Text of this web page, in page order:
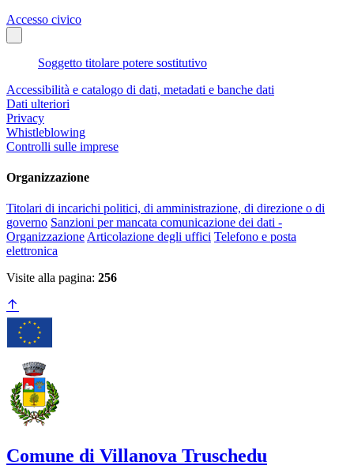
Accesso civico
Soggetto titolare potere sostitutivo
Accessibilità e catalogo di dati, metadati e banche dati
Dati ulteriori
Privacy
Whistleblowing
Controlli sulle imprese
Organizzazione
Titolari di incarichi politici, di amministrazione, di direzione o di
governo Sanzioni per mancata comunicazione dei dati -
Organizzazione Articolazione degli uffici Telefono e posta
elettronica
Visite alla pagina: 256
Comune di Villanova Truschedu